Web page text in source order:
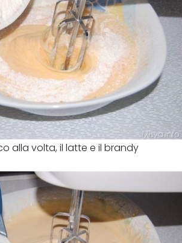
alla volta, il latte e il brandy